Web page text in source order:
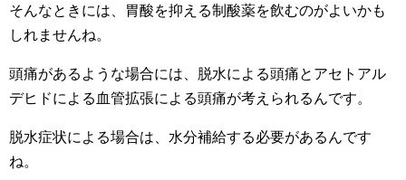
そんなときには、胃酸を抑える制酸薬を飲むのがよいかも
しれませんね。
頭痛があるような場合には、脱水による頭痛とアセトアル
デヒドによる血管拡張による頭痛が考えられるんです。
脱水症状による場合は、水分補給する必要があるんです
ね。